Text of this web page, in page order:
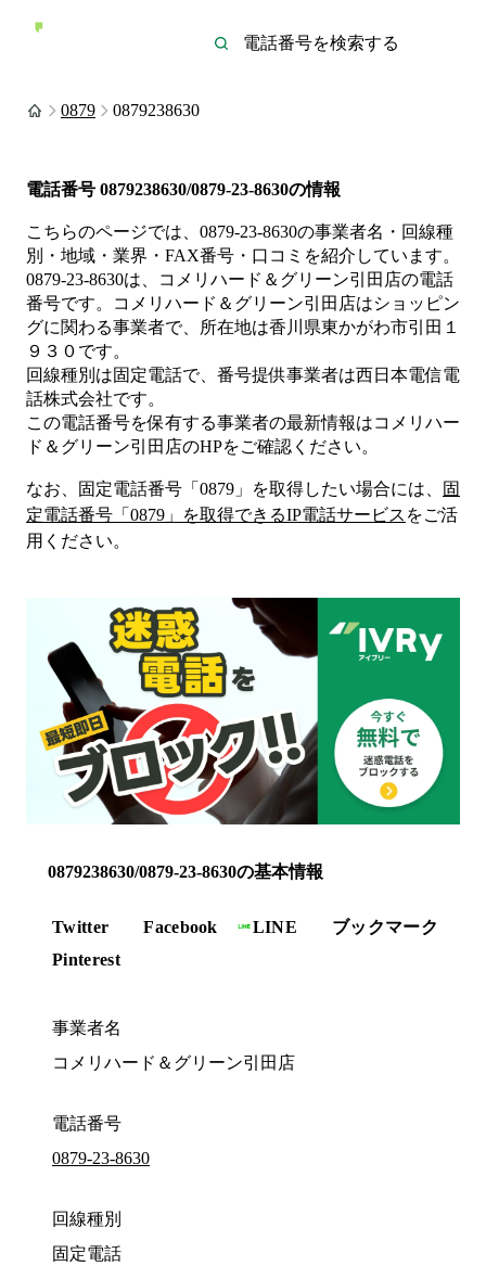
0879 0879238630
電話番号 0879238630/0879-23-8630の情報
こちらのページでは、 0879-23-8630の事業者名・回線種
別・地域・業界・FAX番号・口コミを紹介しています。
0879-23-8630は、 コメリハード＆グリーン引田店の電話
番号です。
コメリハード＆グリーン引田店はショッピン
グに関わる事業者で、所在地は香川県東かがわ市引田１
９３０ です。
回線種別は固定電話で、番号提供事業者は西日本電信電
話株式会社です。
この電話番号を保有する事業者の最新情報はコメリハー
ド＆グリーン引田店のHPをご確認ください。
なお、固定電話番号「 0879 」を取得したい場合には、
固
定電話番号「 0879 」を取得できるIP電話サービス をご活
用ください。
0879238630/0879-23-8630の基本情報
Twitter Facebook LINE
ブックマーク
Pinterest
事業者名
コメリハード＆グリーン引田店
電話番号
0879-23-8630
回線種別
固定電話